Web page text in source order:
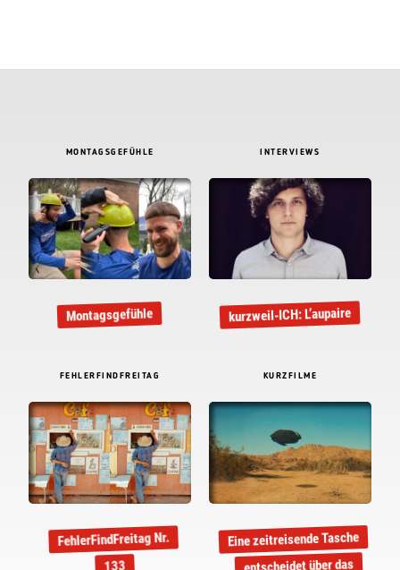
MONTAGSGEFÜHLE
Montagsgefühle
INTERVIEWS
kurzweil-ICH: L’aupaire
FEHLERFINDFREITAG
FehlerFindFreitag Nr.
133
KURZFILME
Eine zeitreisende Tasche
entscheidet über das